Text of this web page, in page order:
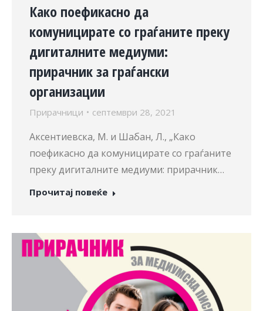
Како поефикасно да
комуницирате со граѓаните преку
дигиталните медиуми:
прирачник за граѓански
организации
Прирачници септември 28, 2021
Аксентиевска, М. и Шабан, Л., „Како
поефикасно да комуницирате со граѓаните
преку дигиталните медиуми: прирачник…
Прочитај повеќе